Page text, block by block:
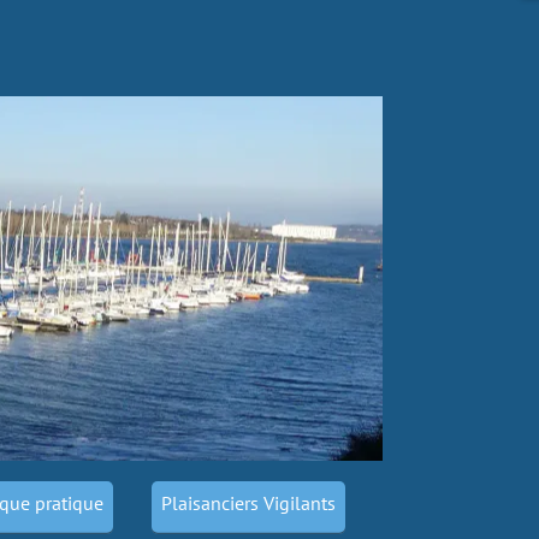
pratique Plaisanciers Vigilants